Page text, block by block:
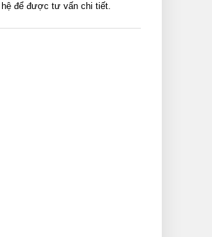
để được tư vấn chi tiết.